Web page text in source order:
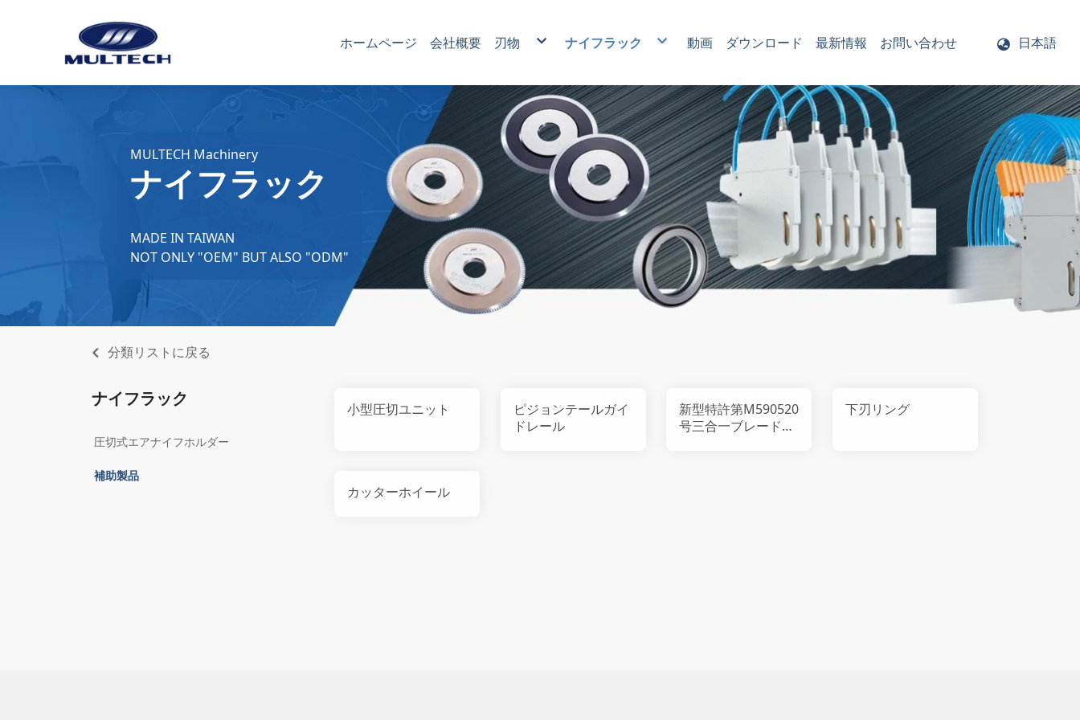
日本語
ホームページ 会社概要 刃物
包装産業用ナイフ
プラスチック産業用ナイフ
食品産業用ナイフ
ナイフラック 動画 ダウンロード 最新情報 お問い合わせ
MULTECH Machinery
ナイフラック
MADE IN TAIWAN
NOT ONLY "OEM" BUT ALSO "ODM"
分類リストに戻る
小型圧切ユニット
ピジョンテールガイ
ドレール
新型特許第M590520
号三合一ブレード取
下刃リング
カッターホイール
ナイフラック
圧切式エアナイフホルダー
補助製品